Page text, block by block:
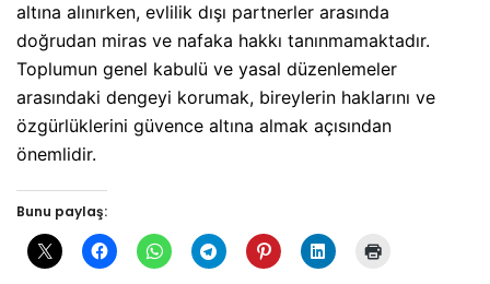
altına alınırken, evlilik dışı partnerler arasında
doğrudan miras ve nafaka hakkı tanınmamaktadır.
Toplumun genel kabulü ve yasal düzenlemeler
arasındaki dengeyi korumak, bireylerin haklarını ve
özgürlüklerini güvence altına almak açısından
önemlidir.
Bunu paylaş: